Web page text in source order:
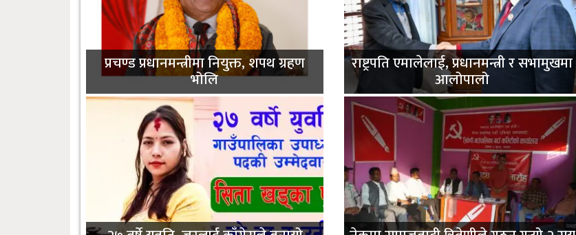
प्रचण्ड प्रधानमन्त्रीमा नियुक्त, शपथ ग्रहण
भोलि
राष्ट्रपति एमालेलाई, प्रधानमन्त्री र सभामुखमा
आलोपालो